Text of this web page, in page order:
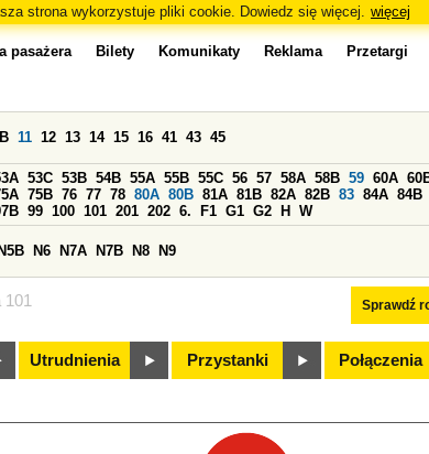
strona wykorzystuje pliki cookie. Dowiedz się więcej. więcej
101
pasażera Bilety Komunikaty Reklama Przetargi
Sprawdź
11 12 13 14 15 16 41 43 45
53C 53B 54B 55A 55B 55C 56 57 58A 58B 59 60A
75B 76 77 78 80A 80B 81A 81B 82A 82B 83 84A 84B
99 100 101 201 202 6. F1 G1 G2 H W
N5B N6 N7A N7B N8 N9
Utrudnienia Przystanki Połączenia